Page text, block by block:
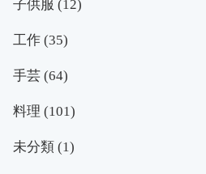
子供服 (12)
工作 (35)
手芸 (64)
料理 (101)
未分類 (1)